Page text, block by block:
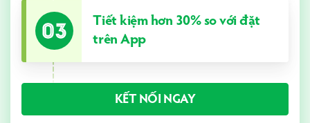
Tiết kiệm hơn 30% so với đặt
trên App
KẾT NỐI NGAY